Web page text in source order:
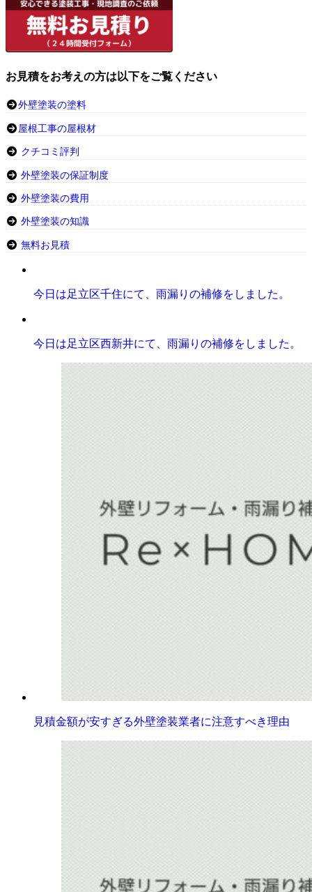
お見積をお考えの方は以下をご覧ください
外壁塗装の塗料
屋根工事の屋根材
クチコミ評判
外壁塗装の保証制度
外壁塗装の費用
外壁塗装の知識
無料お見積
今日は足立区千住にて、雨漏りの補修をしました。
今日は足立区西新井にて、雨漏りの補修をしました。
見積金額が安すぎる外壁塗装業者に注意すべき理由